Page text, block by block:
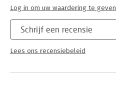
Schrijf een recensie
Lees ons recensiebeleid
Log in om uw waardering te geven